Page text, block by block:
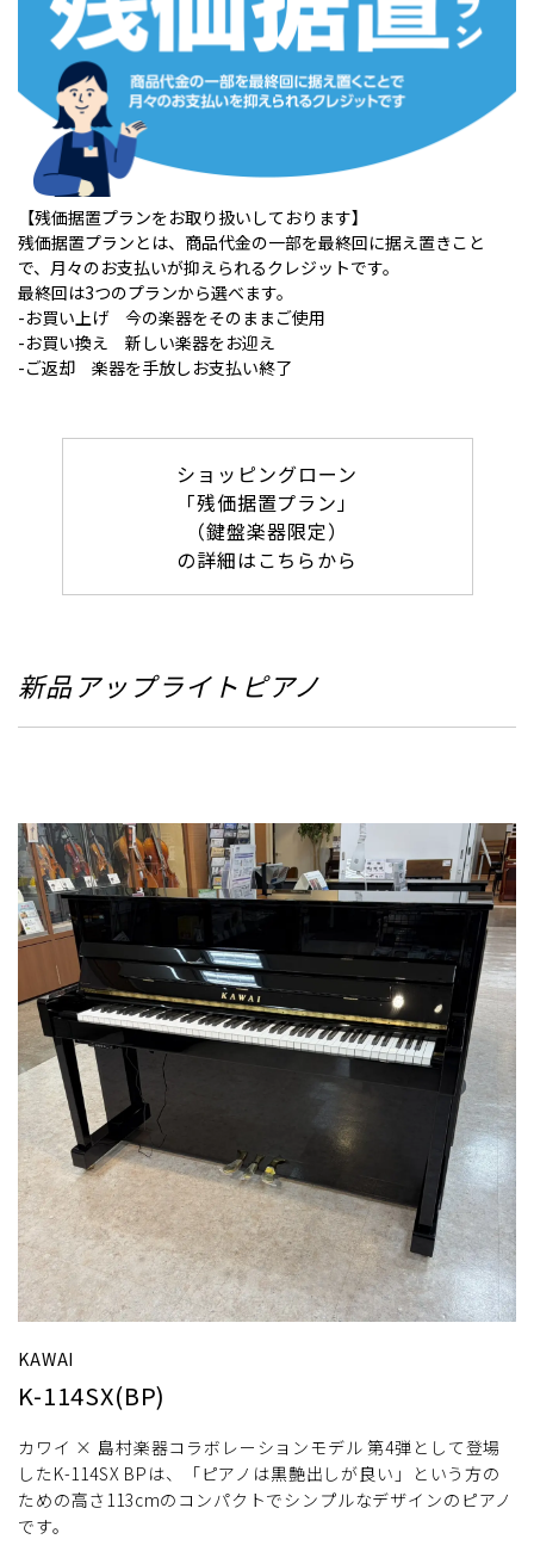
【残価据置プランをお取り扱いしております】
残価据置プランとは、商品代金の一部を最終回に据え置きこと
で、月々のお支払いが抑えられるクレジットです。
最終回は3つのプランから選べます。
-お買い上げ 今の楽器をそのままご使用
-お買い換え 新しい楽器をお迎え
-ご返却 楽器を手放しお支払い終了
ショッピングローン
「残価据置プラン」
（鍵盤楽器限定）
の詳細はこちらから
新品アップライトピアノ
KAWAI
K-114SX(BP)
カワイ × 島村楽器コラボレーションモデル 第4弾として登場
したK-114SX BPは、「ピアノは黒艶出しが良い」という方の
ための高さ113cmのコンパクトでシンプルなデザインのピアノ
です。